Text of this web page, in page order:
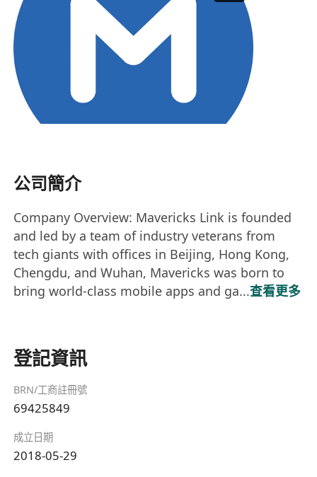
公司簡介
Company Overview: Mavericks Link is founded
and led by a team of industry veterans from
tech giants with offices in Beijing, Hong Kong,
Chengdu, and Wuhan, Mavericks was born to
bring world-class mobile apps and ga...查看更多
登記資訊
BRN/工商註冊號
69425849
成立日期
2018-05-29